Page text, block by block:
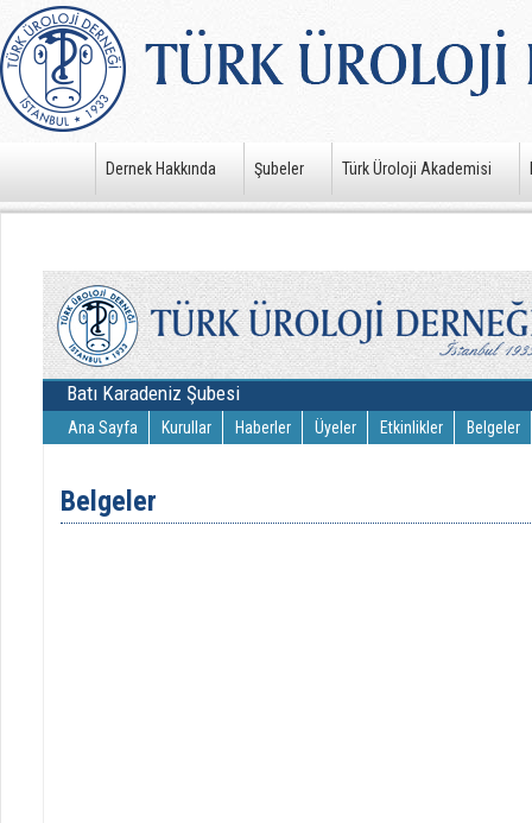
Dernek Hakkında Şubeler Türk Üroloji Akademisi
Batı Karadeniz Şubesi
Ana Sayfa Kurullar Haberler Üyeler Etkinlikler Belgeler
Belgeler